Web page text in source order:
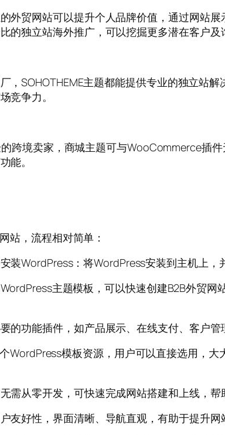
外贸网站可以提升个人品牌价值，通过网站
的独立站海外推广，可以挖掘更多潜在客户及
，SOHOTHEME主题都能提供专业的独立站
竞争力。
跨境卖家，商城主题可与WooCommerce插
能。
站，流程相对简单：
装WordPress：将WordPress安装到主机上，
主题模板，可以快速创建B2B外贸
的功能插件，如产品展示、在线支付、客户管
WordPress模板资源，用户可以直接选用，
需从零开发，可快速完成网站搭建和上线，帮
友好性，界面清晰、导航直观，有助于提升网